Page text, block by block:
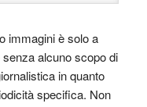
immagini è solo a
alcuno scopo di
in quanto
specifica. Non